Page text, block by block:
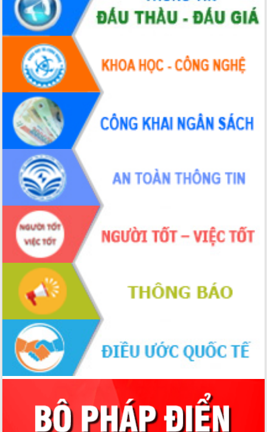
Hồ Thị Nguyên Thảo làm việc tại Trung
tâm Phục vụ hành chính công xã Ea
Phê
Xây dựng nền hành chính số đồng
hành cùng nông dân dân, doanh nghiệp
Giai đoạn 2026-2030, Đắk Lắk phấn
đấu có 77% xã đạt chuẩn nông thôn
mới
Chuyển đổi số 'mở đường' cho nông
nghiệp Đắk Lắk tăng trưởng bứt phá
Triển khai đồng bộ đo đạc, lập hồ sơ
địa chính, hoàn thiện cơ sở dữ liệu đất
Ứng dụng sinh trắc học - Bước tiến
trong hành trình chuyển đổi số tại Đắk
Lắk
Đắk Lắk nâng cao hiệu quả công tác
Đảng từ Sổ tay đảng viên điện tử
Đắk Lắk đẩy mạnh nuôi biển công
nghệ, hướng tới phát triển thủy sản
bền vững
Tập huấn nâng cao năng lực triển khai
chuyển đổi số cho cán bộ, công chức
cấp xã
Đắk Lắk phát động hưởng ứng Ngày
Quyền của người tiêu dùng Việt Nam
2026
Đẩy mạnh cải cách hành chính, quyết
tâm đạt được mục tiêu tăng trưởng
Tổ chức trang trọng Lễ hội Đền thờ
Lương Văn Chánh năm 2026
Phó Bí thư Tỉnh ủy Đắk Lắk Đỗ Hữu